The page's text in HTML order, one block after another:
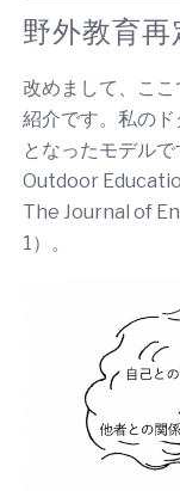
野外教育再
改めまして、こ
紹介です。私の
となったモデル
Outdoor
The Journal of
1）。